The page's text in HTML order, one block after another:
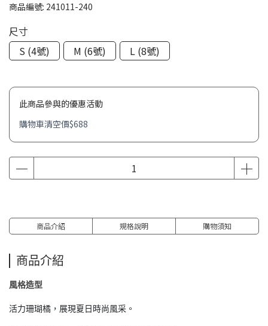
商品編號: 241011-240
尺寸
S (4號)
M (6號) L (8號)
此商品參與的優惠活動
購物車清空價$688
商品介紹 規格說明 購物須知
商品介紹
風格造型
活力珊瑚橘，展現夏日時尚風采。